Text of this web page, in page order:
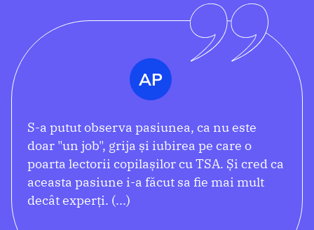
AP
S-a putut observa pasiunea, ca nu este
doar "un job", grija și iubirea pe care o
poarta lectorii copilașilor cu TSA. Și cred ca
aceasta pasiune i-a făcut sa fie mai mult
decât experți.